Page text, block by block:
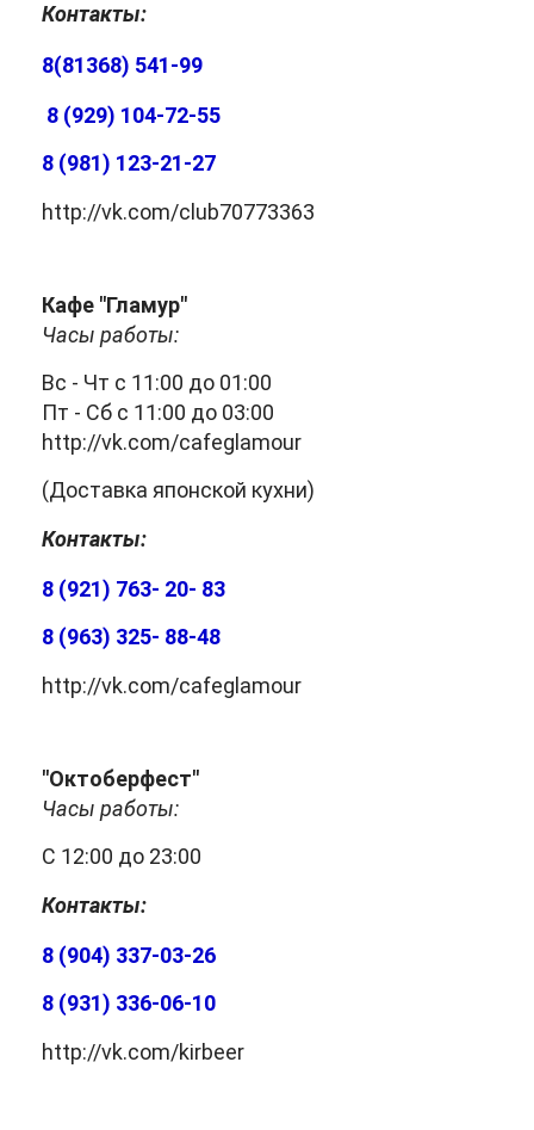
Контакты:
8(81368) 541-99
8 (929) 104-72-55
8 (981) 123-21-27
http://vk.com/club70773363
Кафе "Гламур"
Часы работы:
Вс - Чт с 11:00 до 01:00
Пт - Сб с 11:00 до 03:00
http://vk.com/cafeglamour
(Доставка японской кухни)
Контакты:
8 (921) 763- 20- 83
8 (963) 325- 88-48
http://vk.com/cafeglamour
"Октоберфест"
Часы работы:
С 12:00 до 23:00
Контакты:
8 (904) 337-03-26
8 (931) 336-06-10
http://vk.com/kirbeer